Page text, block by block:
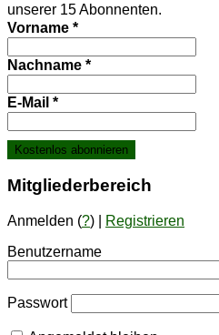
unserer 15 Abonnenten.
Vorname *
Nachname *
E-Mail *
Mit­glie­der­be­reich
Anmelden (?) |
Registrieren
Benutzername
Passwort